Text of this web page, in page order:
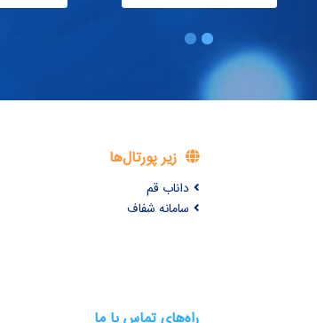
زیر پورتال‌ها
داناب قم
سامانه شفاف